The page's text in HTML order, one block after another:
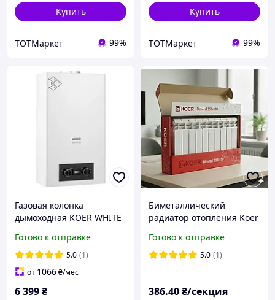
Купить
ТОТМаркет 99%
Купить
ТОТМаркет 99%
Газовая колонка
дымоходная KOER WHITE
Готово к отправке
5.0 (1)
от 1066₴/мес
6 399₴
Биметаллический
радиатор отопления Koer
Готово к отправке
5.0 (1)
386.40₴/секция